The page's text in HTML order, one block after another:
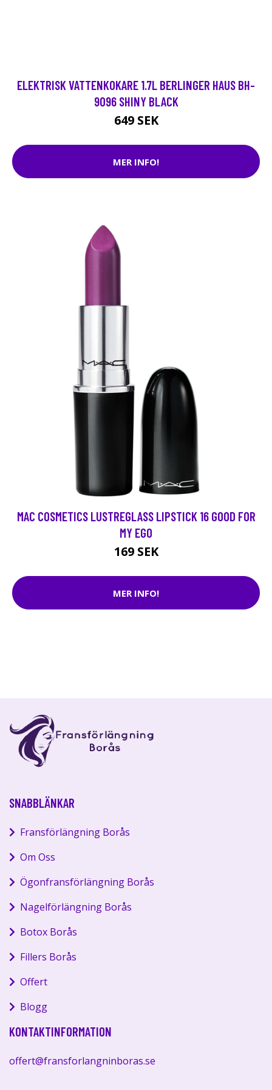
ELEKTRISK VATTENKOKARE 1.7L BERLINGER HAUS BH-
9096 SHINY BLACK
649 SEK
MER INFO!
MAC COSMETICS LUSTREGLASS LIPSTICK 16 GOOD FOR
MY EGO
169 SEK
MER INFO!
SNABBLÄNKAR
Fransförlängning Borås
Om Oss
Ögonfransförlängning Borås
Nagelförlängning Borås
Botox Borås
Fillers Borås
Offert
Blogg
KONTAKTINFORMATION
offert@fransforlangninboras.se